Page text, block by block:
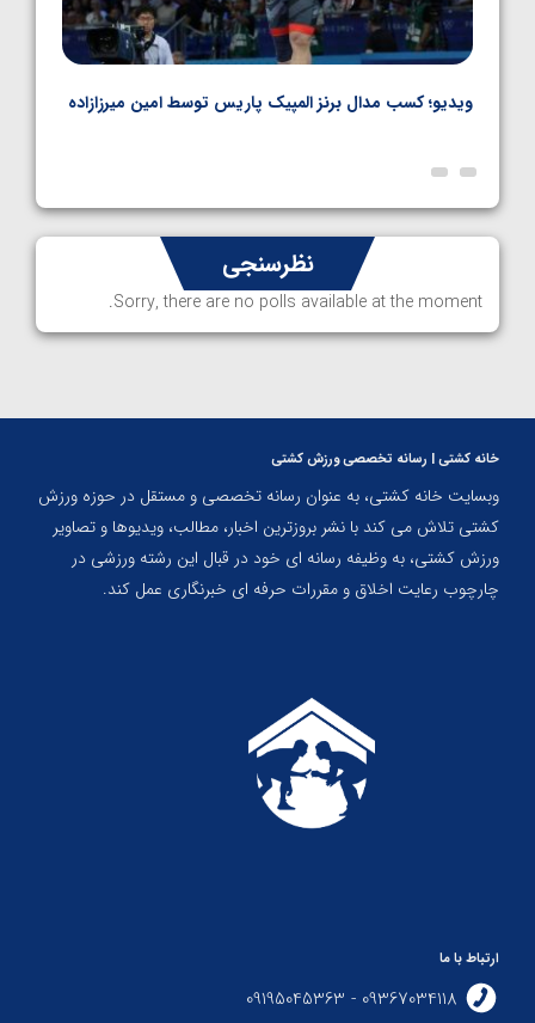
ویدیو؛ کسب مدال برنز المپیک پاریس توسط امین میرزازاده
نظرسنجی
Sorry, there are no polls available at the moment.
خانه کشتی | رسانه تخصصی ورزش کشتی
وبسایت خانه کشتی، به عنوان رسانه تخصصی و مستقل در حوزه ورزش
کشتی تلاش می کند با نشر بروزترین اخبار، مطالب، ویدیوها و تصاویر
ورزش کشتی، به وظیفه رسانه ای خود در قبال این رشته ورزشی در
چارچوب رعایت اخلاق و مقررات حرفه ای خبرنگاری عمل کند.
ارتباط با ما
09367034118 - 09195045363